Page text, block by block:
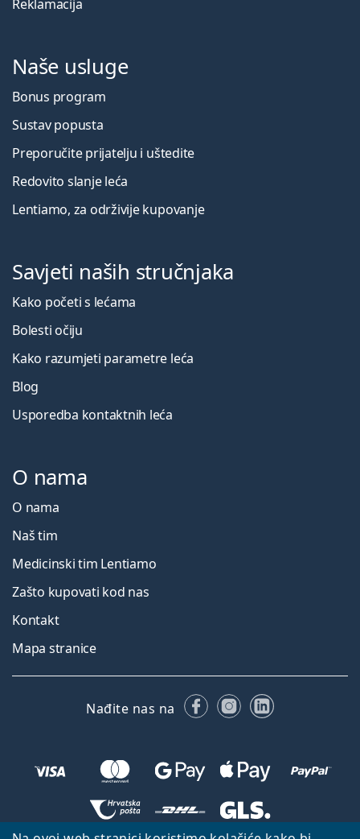
Reklamacija
Naše usluge
Bonus program
Sustav popusta
Preporučite prijatelju i uštedite
Redovito slanje leća
Lentiamo, za održivije kupovanje
Savjeti naših stručnjaka
Kako početi s lećama
Bolesti očiju
Kako razumjeti parametre leća
Blog
Usporedba kontaktnih leća
O nama
O nama
Naš tim
Medicinski tim Lentiamo
Zašto kupovati kod nas
Kontakt
Mapa stranice
Nađite nas na FacebookuInstagramu
LinkedIn